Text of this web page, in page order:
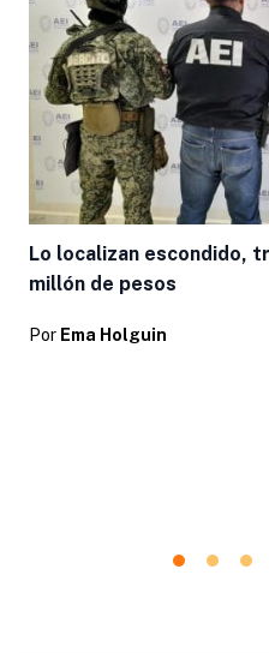
Lo localizan escondido,
millón de pesos
Por Ema Holguin